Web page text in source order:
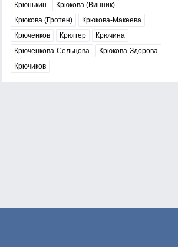
Крюнькин
Крюкова (Винник)
Крюкова (Гротен)
Крюкова-Макеева
Крюченков
Крюггер
Крючина
Крюченкова-Сельцова
Крюкова-Здорова
Крючиков